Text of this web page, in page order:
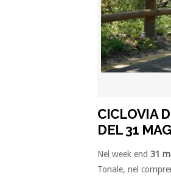
CICLOVIA
DEL 31
Nel week end 31
Tonale, nel